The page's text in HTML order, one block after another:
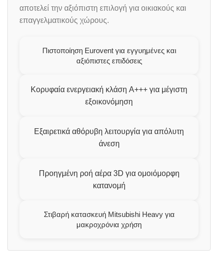
αποτελεί την αξιόπιστη επιλογή για οικιακούς και
επαγγελματικούς χώρους.
Πιστοποίηση Eurovent για εγγυημένες και
αξιόπιστες επιδόσεις
Κορυφαία ενεργειακή κλάση A+++ για μέγιστη
εξοικονόμηση
Εξαιρετικά αθόρυβη λειτουργία για απόλυτη
άνεση
Προηγμένη ροή αέρα 3D για ομοιόμορφη
κατανομή
Στιβαρή κατασκευή Mitsubishi Heavy για
μακροχρόνια χρήση